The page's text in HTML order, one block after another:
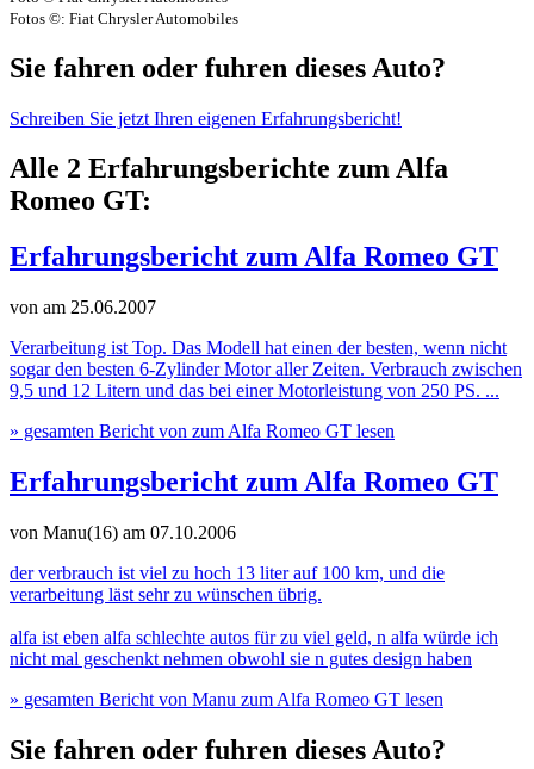
Fotos ©: Fiat Chrysler Automobiles
Sie fahren oder fuhren dieses Auto?
Schreiben Sie jetzt Ihren eigenen Erfahrungsbericht!
Alle 2 Erfahrungsberichte zum Alfa
Romeo GT:
Erfahrungsbericht zum Alfa Romeo GT
von am 25.06.2007
Verarbeitung ist Top. Das Modell hat einen der besten, wenn nicht
sogar den besten 6-Zylinder Motor aller Zeiten. Verbrauch zwischen
9,5 und 12 Litern und das bei einer Motorleistung von 250 PS. ...
» gesamten Bericht von zum Alfa Romeo GT lesen
Erfahrungsbericht zum Alfa Romeo GT
von Manu(16) am 07.10.2006
der verbrauch ist viel zu hoch 13 liter auf 100 km, und die
verarbeitung läst sehr zu wünschen übrig.
alfa ist eben alfa schlechte autos für zu viel geld, n alfa würde ich
nicht mal geschenkt nehmen obwohl sie n gutes design haben
» gesamten Bericht von Manu zum Alfa Romeo GT lesen
Sie fahren oder fuhren dieses Auto?